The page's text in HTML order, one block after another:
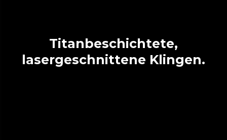
Titanbeschichtete,
lasergeschnittene Klingen.